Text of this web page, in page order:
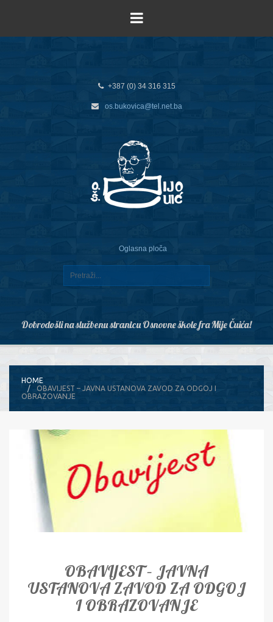
+387 (0) 34 316 315
os.bukovica@tel.net.ba
Oglasna ploča
Dobrodošli na službenu stranicu Osnovne škole fra Mije Čuića!
HOME
OBAVIJEST – JAVNA USTANOVA ZAVOD ZA ODGOJ I
OBRAZOVANJE
OBAVIJEST – JAVNA
USTANOVA ZAVOD ZA ODGOJ
I OBRAZOVANJE